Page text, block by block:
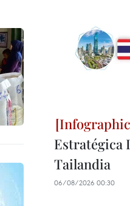
Estratégica
Tailandia
06/08/2026 00:30